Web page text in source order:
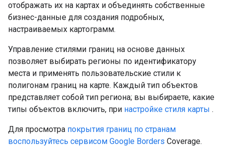
отображать их на картах и ​​объединять собственные
бизнес-данные для создания подробных,
настраиваемых картограмм.
Управление стилями границ на основе данных
позволяет выбирать регионы по идентификатору
места и применять пользовательские стили к
полигонам границ на карте. Каждый тип объектов
представляет собой тип региона; вы выбираете, какие
типы объектов включить, при настройке стиля карты .
Для просмотра покрытия границ по странам
воспользуйтесь сервисом Google Borders Coverage.